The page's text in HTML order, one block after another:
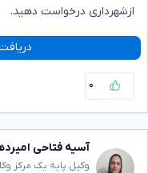
ازشهرداری درخواست دهید.
۰
آسیه فتاحی
وکیل پایه یک مرکز